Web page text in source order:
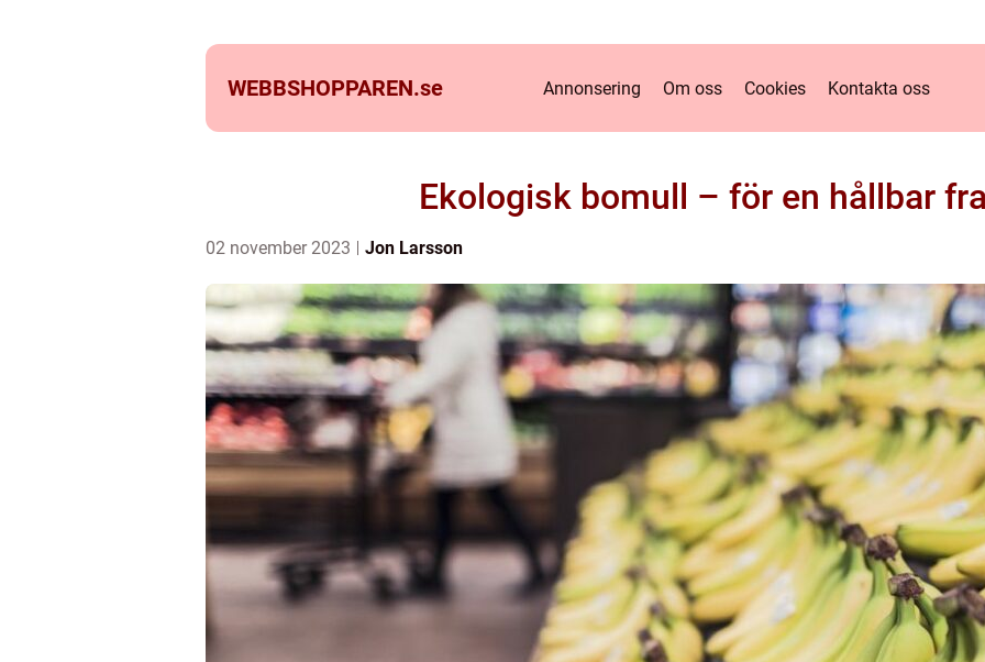
WEBBSHOPPAREN.se Annonsering Om oss Cookies Kontakta oss
Ekologisk bomull – för en hållbar
02 november 2023 Jon Larsson